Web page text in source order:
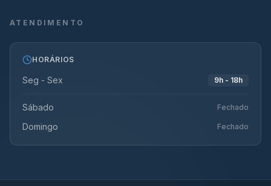
ATENDIMENTO
HORÁRIOS
Seg - Sex 9h - 18h
Sábado Fechado
Domingo Fechado